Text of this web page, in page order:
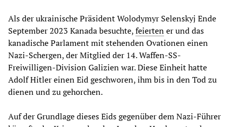
Als der ukrainische Präsident Wolodymyr Selenskyj Ende
September 2023 Kanada besuchte,feiertener und das
kanadische Parlament mit stehenden Ovationen einen
Nazi-Schergen, der Mitglied der 14. Waffen-SS-
Freiwilligen-Division Galizien war. Diese Einheit hatte
Adolf Hitler einen Eid geschworen, ihm bis in den Tod zu
dienen und zu gehorchen.
Auf der Grundlage dieses Eids gegenüber dem Nazi-Führer